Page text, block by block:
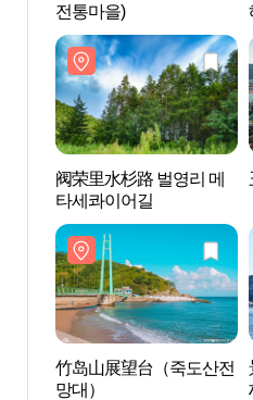
전통마을)
阀荣里水杉路 벌영리 메
타세콰이어길
竹岛山展望台（죽도산전
망대）